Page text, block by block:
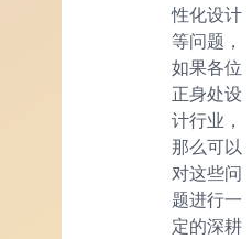
性化设计
等问题，
如果各位
正身处设
计行业，
那么可以
对这些问
题进行一
定的深耕